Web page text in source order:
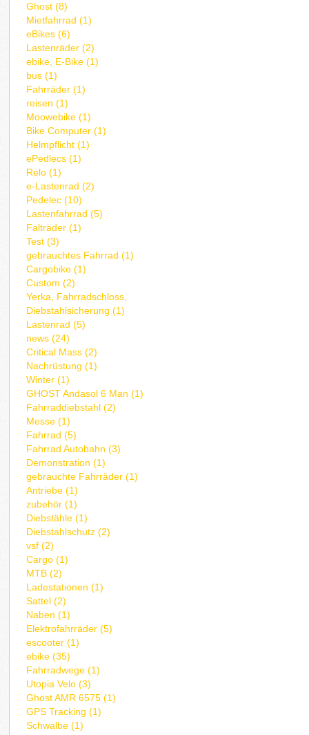
Ghost (8)
Mietfahrrad (1)
eBikes (6)
Lastenräder (2)
ebike, E-Bike (1)
bus (1)
Fahrräder (1)
reisen (1)
Moowebike (1)
Bike Computer (1)
Helmpflicht (1)
ePedlecs (1)
Relo (1)
e-Lastenrad (2)
Pedelec (10)
Lastenfahrrad (5)
Falträder (1)
Test (3)
gebrauchtes Fahrrad (1)
Cargobike (1)
Custom (2)
Yerka, Fahrradschloss,
Diebstahlsicherung (1)
Lastenrad (5)
news (24)
Critical Mass (2)
Nachrüstung (1)
Winter (1)
GHOST Andasol 6 Man (1)
Fahrraddiebstahl (2)
Messe (1)
Fahrrad (5)
Fahrrad Autobahn (3)
Demonstration (1)
gebrauchte Fahrräder (1)
Antriebe (1)
zubehör (1)
Diebstähle (1)
Diebstahlschutz (2)
vsf (2)
Cargo (1)
MTB (2)
Ladestationen (1)
Sattel (2)
Naben (1)
Elektrofahrräder (5)
escooter (1)
ebike (35)
Fahrradwege (1)
Utopia Velo (3)
Ghost AMR 6575 (1)
GPS Tracking (1)
Schwalbe (1)